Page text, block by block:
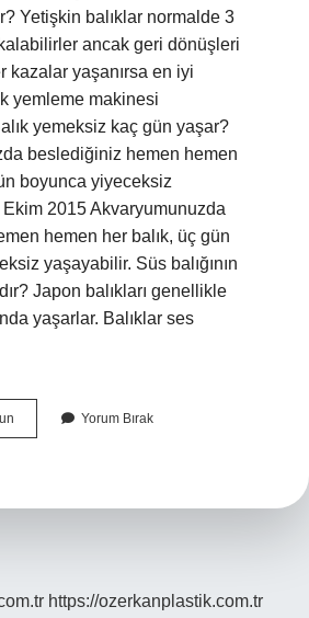
Yetişkin balıklar normalde 3
ancak geri dönüşleri
kazalar yaşanırsa en iyi
yemleme makinesi
yemeksiz kaç gün yaşar?
beslediğiniz hemen hemen
boyunca yiyeceksiz
2015 Akvaryumunuzda
hemen her balık, üç gün
yaşayabilir. Süs balığının
Japon balıkları genellikle
yaşarlar. Balıklar ses
Balık
Yorum Bırak
https://ozerkanplastik.com.tr